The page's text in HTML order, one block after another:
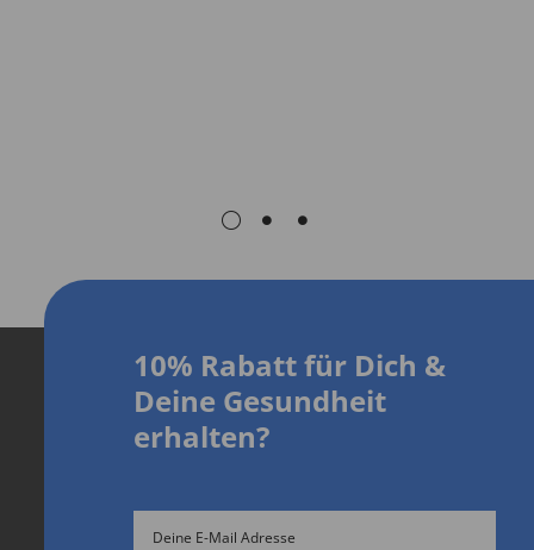
10% Rabatt für Dich &
Deine Gesundheit
erhalten?